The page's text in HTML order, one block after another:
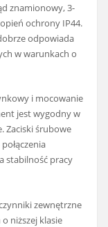
znamionowy, 3-
ochrony IP44.
odpowiada
w warunkach o
i mocowanie
jest wygodny w
Zaciski śrubowe
stabilność pracy
zewnętrzne
niższej klasie